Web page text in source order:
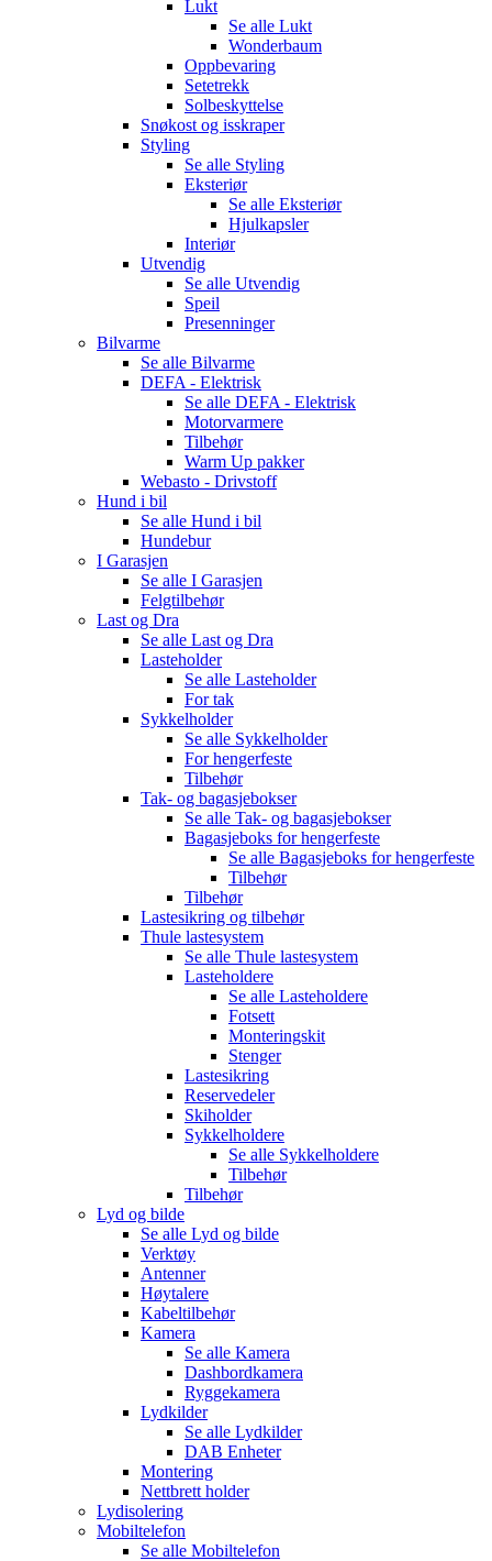
Lukt
Se alle Lukt
Wonderbaum
Oppbevaring
Setetrekk
Solbeskyttelse
Snøkost og isskraper
Styling
Se alle Styling
Eksteriør
Se alle Eksteriør
Hjulkapsler
Interiør
Utvendig
Se alle Utvendig
Speil
Presenninger
Bilvarme
Se alle Bilvarme
DEFA - Elektrisk
Se alle DEFA - Elektrisk
Motorvarmere
Tilbehør
Warm Up pakker
Webasto - Drivstoff
Hund i bil
Se alle Hund i bil
Hundebur
I Garasjen
Se alle I Garasjen
Felgtilbehør
Last og Dra
Se alle Last og Dra
Lasteholder
Se alle Lasteholder
For tak
Sykkelholder
Se alle Sykkelholder
For hengerfeste
Tilbehør
Tak- og bagasjebokser
Se alle Tak- og bagasjebokser
Bagasjeboks for hengerfeste
Se alle Bagasjeboks for hengerfeste
Tilbehør
Tilbehør
Lastesikring og tilbehør
Thule lastesystem
Se alle Thule lastesystem
Lasteholdere
Se alle Lasteholdere
Fotsett
Monteringskit
Stenger
Lastesikring
Reservedeler
Skiholder
Sykkelholdere
Se alle Sykkelholdere
Tilbehør
Tilbehør
Lyd og bilde
Se alle Lyd og bilde
Verktøy
Antenner
Høytalere
Kabeltilbehør
Kamera
Se alle Kamera
Dashbordkamera
Ryggekamera
Lydkilder
Se alle Lydkilder
DAB Enheter
Montering
Nettbrett holder
Lydisolering
Mobiltelefon
Se alle Mobiltelefon